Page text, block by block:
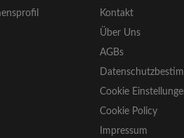
Kontakt
Über Uns
AGBs
Cookie
Cookie Policy
Impressum